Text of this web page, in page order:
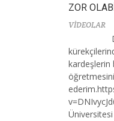
ZOR
VİDEOLAR
kardeşlerin
Üniversitesi